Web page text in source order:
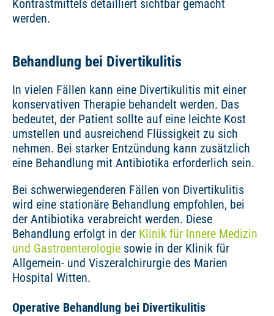
Kontrastmittels detailliert sichtbar gemacht
werden.
Behandlung bei Divertikulitis
In vielen Fällen kann eine Divertikulitis mit einer
konservativen Therapie behandelt werden. Das
bedeutet, der Patient sollte auf eine leichte Kost
umstellen und ausreichend Flüssigkeit zu sich
nehmen. Bei starker Entzündung kann zusätzlich
eine Behandlung mit Antibiotika erforderlich sein.
Bei schwerwiegenderen Fällen von Divertikulitis
wird eine stationäre Behandlung empfohlen, bei
der Antibiotika verabreicht werden. Diese
Behandlung erfolgt in der Klinik für Innere Medizin
und Gastroenterologie sowie in der Klinik für
Allgemein- und Viszeralchirurgie des Marien
Hospital Witten.
Operative Behandlung bei Divertikulitis